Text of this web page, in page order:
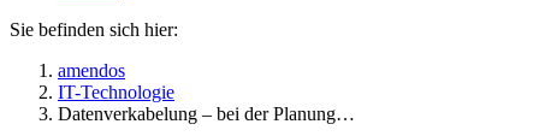
Sie befinden sich hier:
amendos
IT-Technologie
Datenverkabelung – bei der Planung…